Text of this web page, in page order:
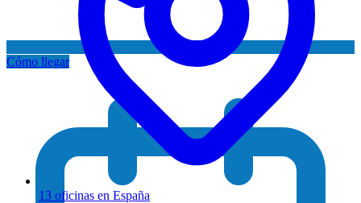
Cómo llegar
13 oficinas en España